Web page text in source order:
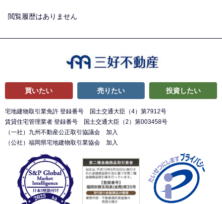
閲覧履歴はありません
買いたい 売りたい 投資したい
宅地建物取引業免許 登録番号 国土交通大臣（4）第7912号
賃貸住宅管理業者 登録番号 国土交通大臣（2）第003458号
（一社）九州不動産公正取引協議会 加入
（公社）福岡県宅地建物取引業協会 加入